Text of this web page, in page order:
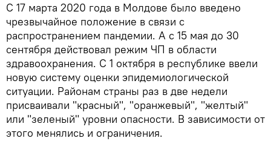
С 17 марта 2020 года в Молдове было введено
чрезвычайное положение в связи с
распространением пандемии. А с 15 мая до 30
сентября действовал режим ЧП в области
здравоохранения. С 1 октября в республике ввели
новую систему оценки эпидемиологической
ситуации. Районам страны раз в две недели
присваивали "красный", "оранжевый", "желтый"
или "зеленый" уровни опасности. В зависимости от
этого менялись и ограничения.